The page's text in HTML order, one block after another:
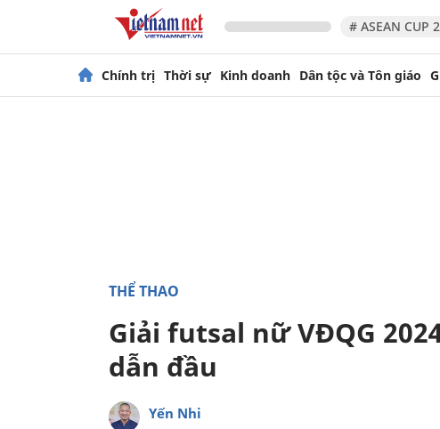
# ASEAN CUP
Chính trị Thời sự Kinh doanh Dân tộc và Tôn giáo
THỂ THAO
Giải futsal nữ VĐQG
dẫn đầu
Yến Nhi